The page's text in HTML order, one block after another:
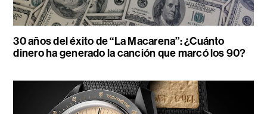
30 años del éxito de “La Macarena”: ¿Cuánto
dinero ha generado la canción que marcó los 90?